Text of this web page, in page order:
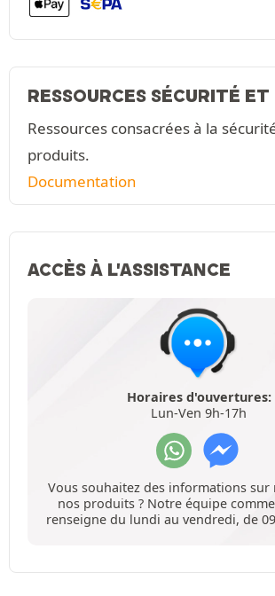
RESSOURCES SÉCURITÉ
Ressources consacrées à la
produits.
Documentation
ACCÈS À L'ASSISTANCE
Horaires d'ouvertures:
Lun-Ven 9h-17h
Vous souhaitez des informations sur
nos produits ? Notre équipe
renseigne du lundi au vendredi, de